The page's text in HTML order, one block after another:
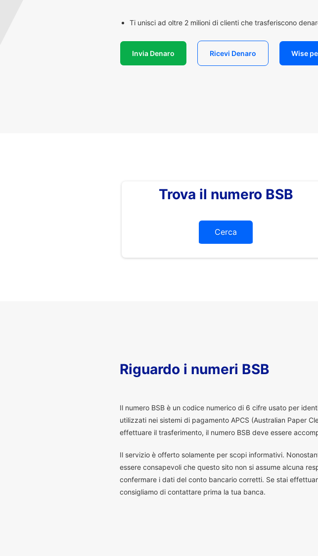
Ti unisci ad oltre 2 milioni di clienti che trasferiscono
Invia Denaro Ricevi Denaro Wise
Trova il numero BSB
Cerca
Riguardo i numeri BSB
Il numero BSB è un codice numerico di 6 cifre usato per
utilizzati nei sistemi di pagamento APCS (Australian Paper
effettuare il trasferimento, il numero BSB deve essere
Il servizio è offerto solamente per scopi informativi.
essere consapevoli che questo sito non si assume alcuna
confermare i dati del conto bancario corretti. Se stai
consigliamo di contattare prima la tua banca.